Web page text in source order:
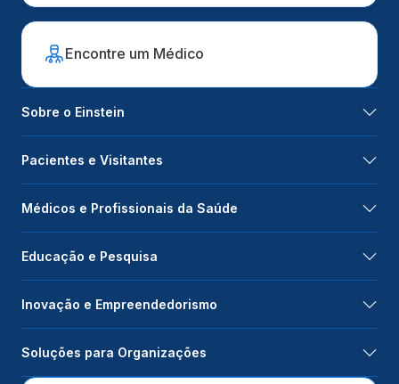
Encontre um Médico
Sobre o Einstein
Pacientes e Visitantes
Médicos e Profissionais da Saúde
Educação e Pesquisa
Inovação e Empreendedorismo
Soluções para Organizações